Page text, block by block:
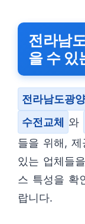
전라남
을 수 있
전라남도광
수전교체
와
들을 위해,
있는 업체들
스 특성을 확
랍니다.